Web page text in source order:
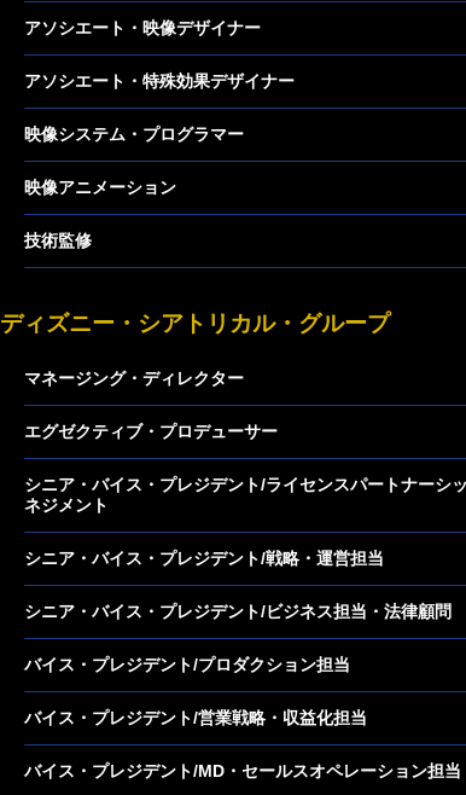
アソシエート・映像デザイナー
アソシエート・特殊効果デザイナー
映像システム・プログラマー
映像アニメーション
技術監修
ディズニー・シアトリカル・グループ
マネージング・ディレクター
エグゼクティブ・プロデューサー
シニア・バイス・プレジデント/ライセンスパートナーシ
ネジメント
シニア・バイス・プレジデント/戦略・運営担当
シニア・バイス・プレジデント/ビジネス担当・法律顧問
バイス・プレジデント/プロダクション担当
バイス・プレジデント/営業戦略・収益化担当
バイス・プレジデント/MD・セールスオペレーション担当